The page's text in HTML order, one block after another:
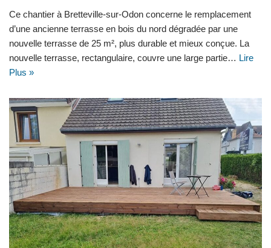
Ce chantier à Bretteville-sur-Odon concerne le remplacement
d’une ancienne terrasse en bois du nord dégradée par une
nouvelle terrasse de 25 m², plus durable et mieux conçue. La
nouvelle terrasse, rectangulaire, couvre une large partie… Lire
Plus »